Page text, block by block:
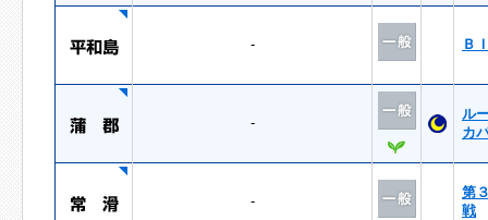
- Ｂ
-
ル
カ
-
第
戦